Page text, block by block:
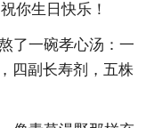
你生日快乐！
了一碗孝心汤：一
四副长寿剂，五株